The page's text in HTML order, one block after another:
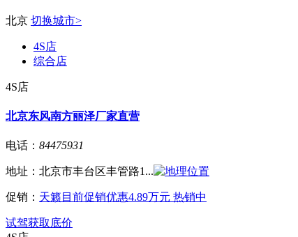
北京 切换城市>
4S店
综合店
4S店
北京东风南方丽泽厂家直营
电话： 84475931
地址： 北京市丰台区丰管路1...
促销： 天籁目前促销优惠4.89万元 热销中
试驾获取底价